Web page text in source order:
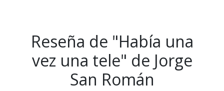
Reseña de "Había una
vez una tele" de Jorge
San Román